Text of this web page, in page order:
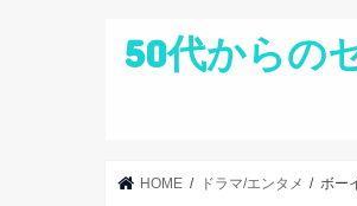
50代からの
HOME ドラマ/エンタメ ボー